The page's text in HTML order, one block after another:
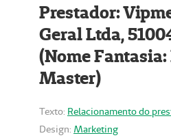
Prestador:
Geral Ltda,
(Nome
Master)
Texto: Relacionamento do
Design: Marketing